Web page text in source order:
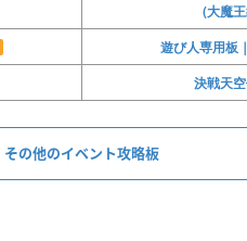
(大魔
遊び人専用板
決戦天
その他のイベント攻略板